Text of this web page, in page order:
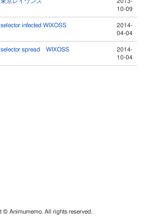
10-09
selector infected WIXOSS
2014-
04-04
selector spread WIXOSS
2014-
10-04
© Animumemo. All rights reserved.